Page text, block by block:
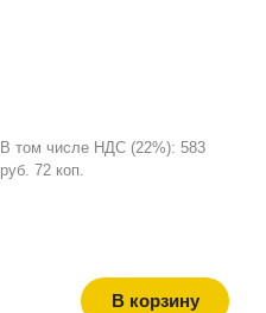
В том числе НДС (22%): 583
руб. 72 коп.
В корзину